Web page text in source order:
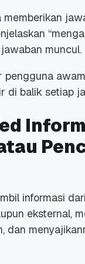
muncul.
pengguna
di balik setiap
informasi
eksternal,
dan